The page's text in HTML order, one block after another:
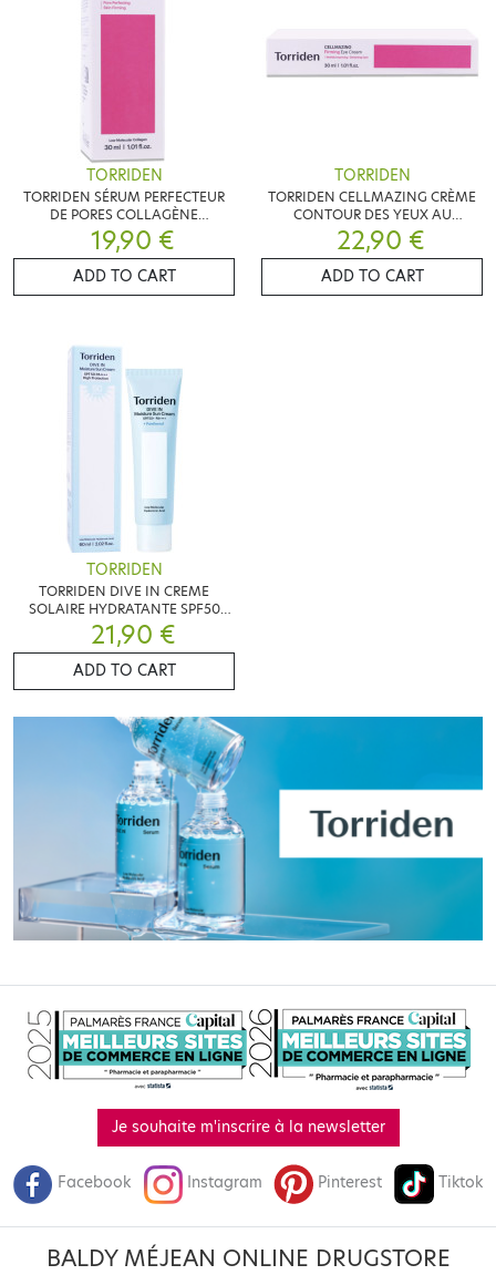
TORRIDEN
TORRIDEN SÉRUM PERFECTEUR
DE PORES COLLAGÈNE
CELLMAZING 30ML
19,90 €
ADD TO CART
TORRIDEN
TORRIDEN CELLMAZING CRÈME
CONTOUR DES YEUX AU
COLLAGÈNE 5D 30ML
22,90 €
ADD TO CART
TORRIDEN
TORRIDEN DIVE IN CREME
SOLAIRE HYDRATANTE SPF50
60ML
21,90 €
ADD TO CART
Je souhaite m'inscrire à la newsletter
Facebook Instagram Pinterest Tiktok
BALDY MÉJEAN ONLINE DRUGSTORE